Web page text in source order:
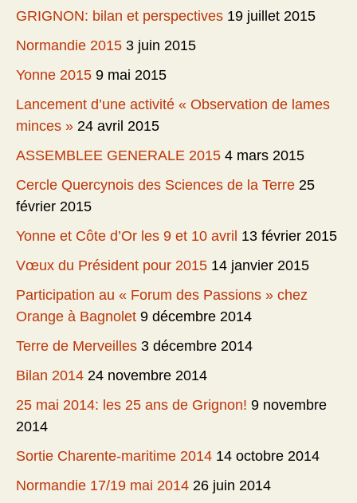
GRIGNON: bilan et perspectives 19 juillet 2015
Normandie 2015 3 juin 2015
Yonne 2015 9 mai 2015
Lancement d’une activité « Observation de lames
minces » 24 avril 2015
ASSEMBLEE GENERALE 2015 4 mars 2015
Cercle Quercynois des Sciences de la Terre 25
février 2015
Yonne et Côte d’Or les 9 et 10 avril 13 février 2015
Vœux du Président pour 2015 14 janvier 2015
Participation au « Forum des Passions » chez
Orange à Bagnolet 9 décembre 2014
Terre de Merveilles 3 décembre 2014
Bilan 2014 24 novembre 2014
25 mai 2014: les 25 ans de Grignon! 9 novembre
2014
Sortie Charente-maritime 2014 14 octobre 2014
Normandie 17/19 mai 2014 26 juin 2014